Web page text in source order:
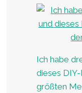
Ich habe
dieses
größten